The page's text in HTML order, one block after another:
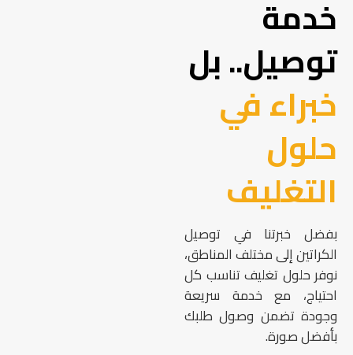
خدمة
توصيل.. بل
خبراء في
حلول
التغليف
بفضل خبرتنا في توصيل
الكراتين إلى مختلف المناطق،
نوفر حلول تغليف تناسب كل
احتياج، مع خدمة سريعة
وجودة تضمن وصول طلبك
بأفضل صورة.